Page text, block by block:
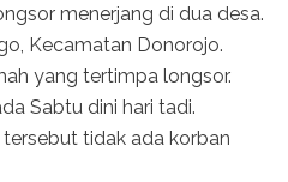
menerjang di dua desa.
Kecamatan Donorojo.
yang tertimpa longsor.
Sabtu dini hari tadi.
tidak ada korban